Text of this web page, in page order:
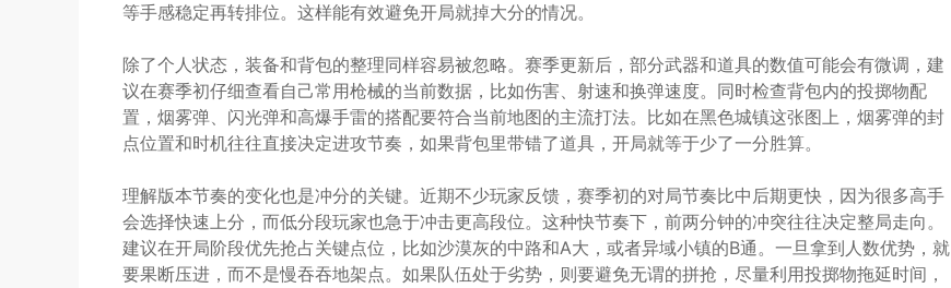
等手感稳定再转排位。这样能有效避免开局就掉大分的情况。
除了个人状态，装备和背包的整理同样容易被忽略。赛季更新后，部分武器和道具的数值可能会有微调，建
议在赛季初仔细查看自己常用枪械的当前数据，比如伤害、射速和换弹速度。同时检查背包内的投掷物配
置，烟雾弹、闪光弹和高爆手雷的搭配要符合当前地图的主流打法。比如在黑色城镇这张图上，烟雾弹的封
点位置和时机往往直接决定进攻节奏，如果背包里带错了道具，开局就等于少了一分胜算。
理解版本节奏的变化也是冲分的关键。近期不少玩家反馈，赛季初的对局节奏比中后期更快，因为很多高手
会选择快速上分，而低分段玩家也急于冲击更高段位。这种快节奏下，前两分钟的冲突往往决定整局走向。
建议在开局阶段优先抢占关键点位，比如沙漠灰的中路和A大，或者异域小镇的B通。一旦拿到人数优势，就
要果断压进，而不是慢吞吞地架点。如果队伍处于劣势，则要避免无谓的拼抢，尽量利用投掷物拖延时间，